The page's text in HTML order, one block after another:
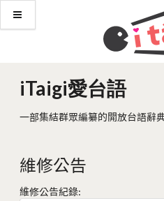
iTaigi愛台語
一部集結群眾編纂的開放台語辭
維修公告
維修公告紀錄: